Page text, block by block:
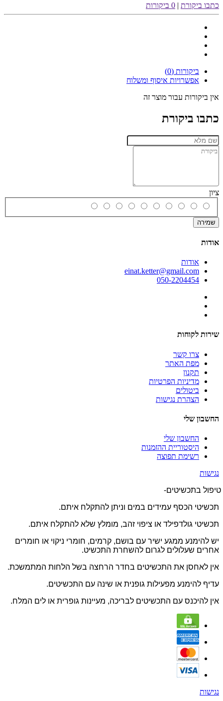
כתבו ביקורת | 0 ביקורות
ביקורות (0)
אפשרויות איסוף ומשלוח
אין ביקורות עבור מוצר זה
כתבו ביקורת
ציון
שמירה
אודות
אודות
einat.ketter@gmail.com
050-2204454
שירות לקוחות
צרו קשר
מפת האתר
תקנון
מדיניות הפרטיות
ביטולים
הצהרת נגישות
החשבון שלי
החשבון שלי
היסטוריית ההזמנות
רשימת תפוצה
נגישות
טיפול בתכשיטים-
תכשיטי הכסף עמידים במים וניתן להתקלח איתם.
תכשיטי גולדפילד או ציפוי זהב, מומלץ שלא להתקלח איתם.
יש להימנע ממגע ישיר עם בושם, קרמים, חומרי ניקוי או חומרים
אחרים שעלולים לגרום להשחרת התכשיט.
אין לאחסן את התכשיטים בחדר הרחצה בשל הלחות המתמשכת.
עדיף להימנע מפעילות גופנית או שינה עם התכשיטים.
אין להיכנס עם התכשיטים לבריכה, מעיינות גופרית או לים המלח.
נגישות